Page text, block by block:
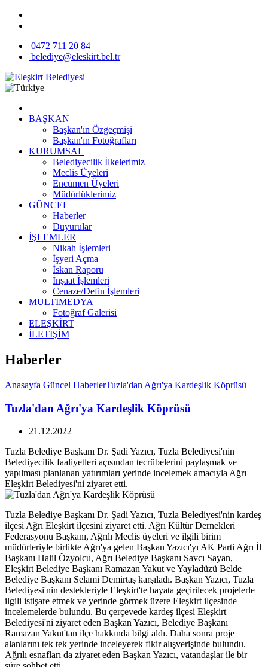
0472 711 20 84
belediye@eleskirt.bel.tr
BAŞKAN
Başkan'ın Özgeçmişi
Başkan'ın Fotoğrafları
KURUMSAL
Belediyecilik İlkelerimiz
Meclis Üyeleri
Encümen Üyeleri
Müdürlüklerimiz
GÜNCEL
Haberler
Duyurular
İŞLEMLER
Nikah İşlemleri
İşyeri Açma
İskan Raporu
İnşaat İşlemleri
Cenaze/Defin İşlemleri
MULTIMEDYA
Fotoğraf Galerisi
ELEŞKİRT
İLETİŞİM
Haberler
Anasayfa Güncel HaberlerTuzla'dan Ağrı'ya Kardeşlik Köprüsü
Tuzla'dan Ağrı'ya Kardeşlik Köprüsü
21.12.2022
Tuzla Belediye Başkanı Dr. Şadi Yazıcı, Tuzla Belediyesi'nin
Belediyecilik faaliyetleri açısından tecrübelerini paylaşmak ve
yapılması planlanan yatırımları yerinde incelemek amacıyla Ağrı
Eleşkirt Belediyesi'ni ziyaret etti.
Tuzla Belediye Başkanı Dr. Şadi Yazıcı, Tuzla Belediyesi'nin kardeş
ilçesi Ağrı Eleşkirt ilçesini ziyaret etti. Ağrı Kültür Dernekleri
Federasyonu Başkanı, Ağrılı Meclis üyeleri ve ilgili birim
müdürleriyle birlikte Ağrı'ya gelen Başkan Yazıcı'yı AK Parti Ağrı İl
Başkanı Halil Özyolcu, Ağrı Belediye Başkanı Savcı Sayan,
Eleşkirt Belediye Başkanı Ramazan Yakut ve Yayladüzü Belde
Belediye Başkanı Selami Demirtaş karşıladı. Başkan Yazıcı, Tuzla
Belediyesi'nin destekleriyle Eleşkirt'te hayata geçirilecek projelerle
ilgili istişare etmek ve yerinde görmek üzere Eleşkirt ilçesinde
incelemelerde bulundu. Bu çerçevede kardeş ilçesi Eleşkirt
Belediyesi'ni ziyaret eden Başkan Yazıcı, Belediye Başkanı
Ramazan Yakut'tan ilçe hakkında bilgi aldı. Daha sonra proje
alanlarını tek tek yerinde inceleyerek fikir alışverişinde bulundu.
Ağrılı esnafları da ziyaret eden Başkan Yazıcı, vatandaşlar ile bir